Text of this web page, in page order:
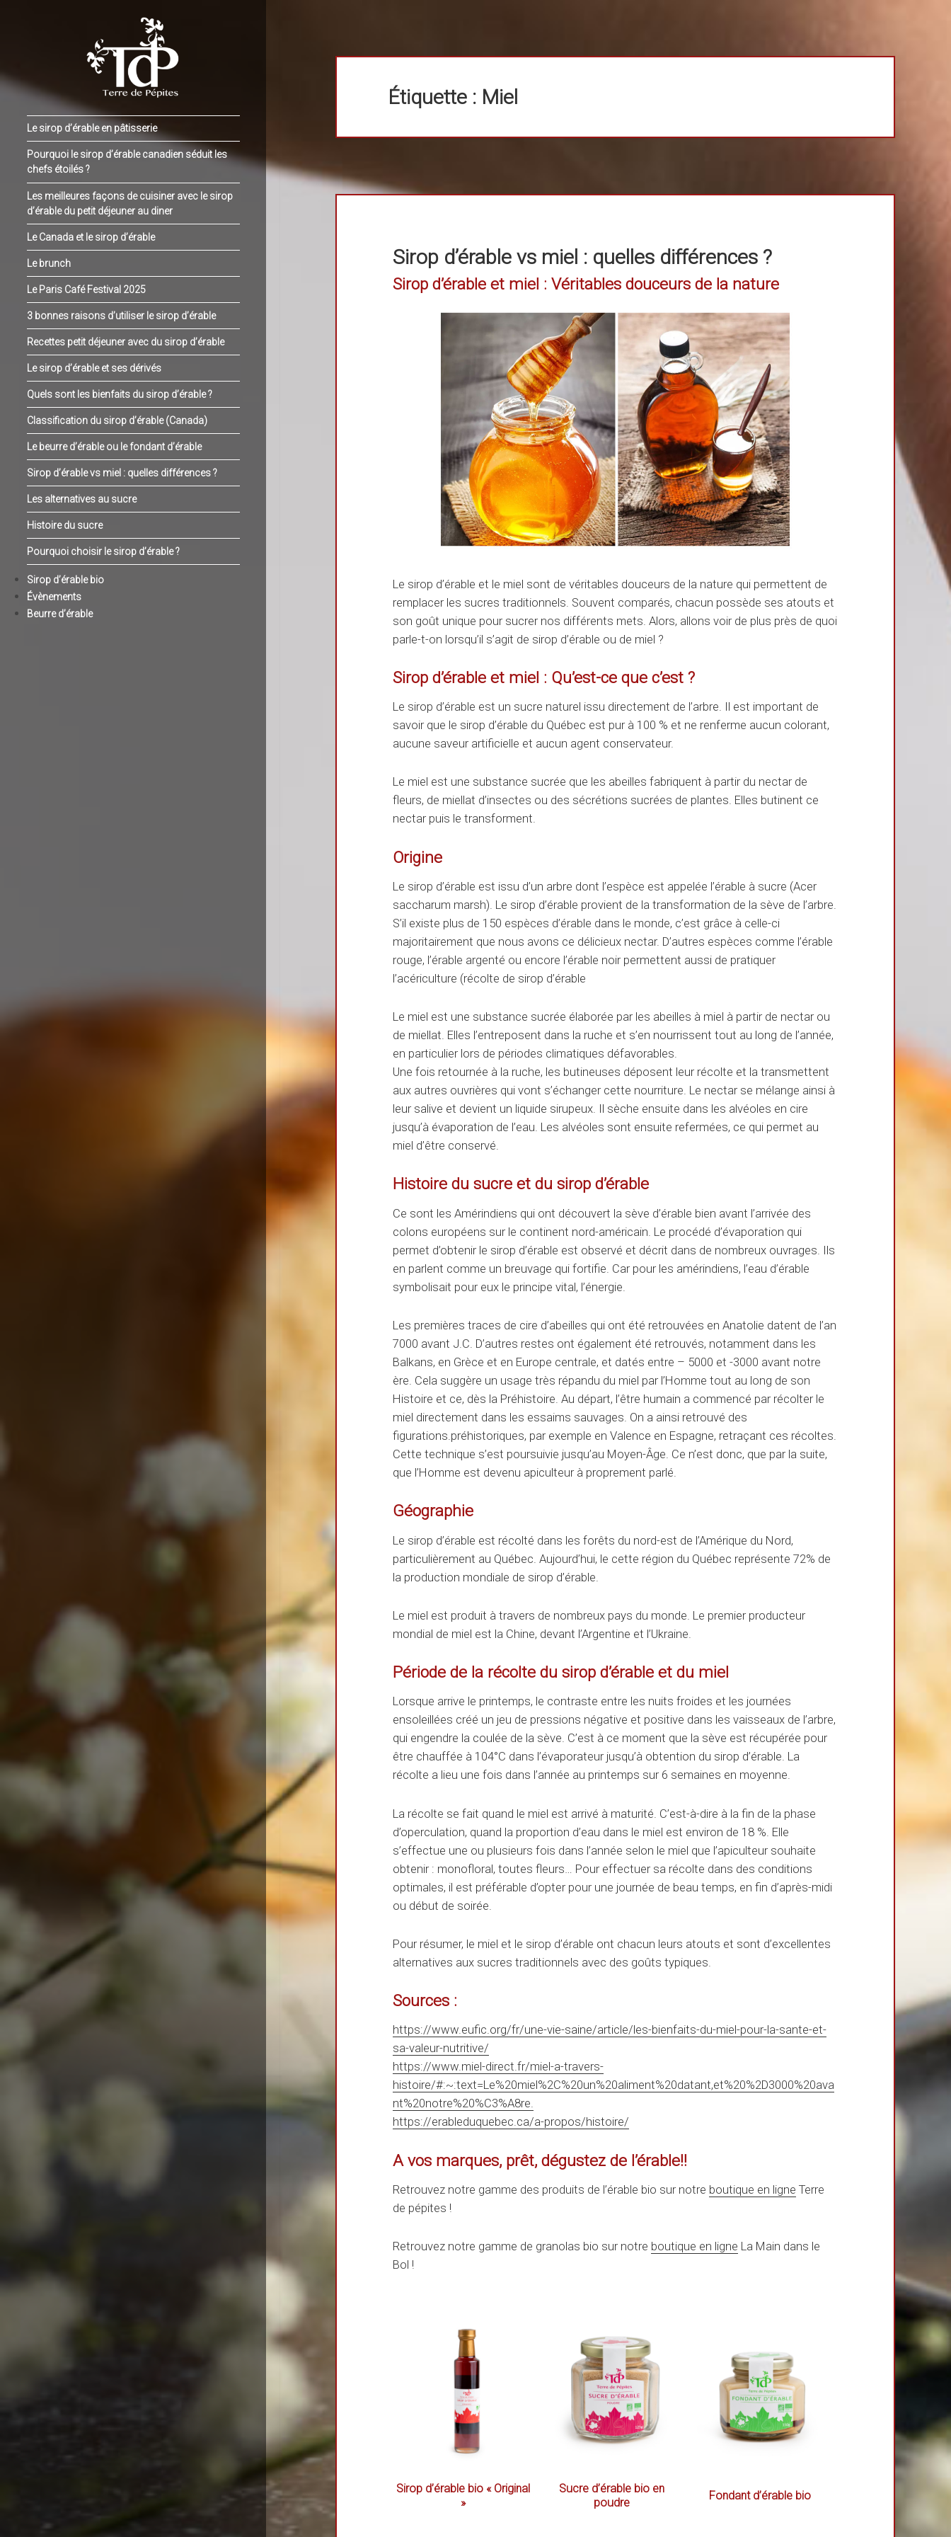
Le sirop d’érable en pâtisserie
Pourquoi le sirop d’érable canadien séduit les
chefs étoilés ?
Les meilleures façons de cuisiner avec le sirop
d’érable du petit déjeuner au diner
Le Canada et le sirop d’érable
Le brunch
Le Paris Café Festival 2025
3 bonnes raisons d’utiliser le sirop d’érable
Recettes petit déjeuner avec du sirop d’érable
Le sirop d’érable et ses dérivés
Quels sont les bienfaits du sirop d’érable ?
Classification du sirop d’érable (Canada)
Le beurre d’érable ou le fondant d’érable
Sirop d’érable vs miel : quelles différences ?
Les alternatives au sucre
Histoire du sucre
Pourquoi choisir le sirop d’érable ?
Sirop d’érable bio
Évènements
Beurre d’érable
Étiquette : Miel
Sirop d’érable vs miel : quelles différences ?
Sirop d’érable et miel : Véritables douceurs de la nature
Le sirop d’érable et le miel sont de véritables douceurs de la nature qui permettent de
remplacer les sucres traditionnels. Souvent comparés, chacun possède ses atouts et
son goût unique pour sucrer nos différents mets. Alors, allons voir de plus près de quoi
parle-t-on lorsqu’il s’agit de sirop d’érable ou de miel ?
Sirop d’érable et miel : Qu’est-ce que c’est ?
Le sirop d’érable est un sucre naturel issu directement de l’arbre. Il est important de
savoir que le sirop d’érable du Québec est pur à 100 % et ne renferme aucun colorant,
aucune saveur artificielle et aucun agent conservateur.
Le miel est une substance sucrée que les abeilles fabriquent à partir du nectar de
fleurs, de miellat d’insectes ou des sécrétions sucrées de plantes. Elles butinent ce
nectar puis le transforment.
Origine
Le sirop d’érable est issu d’un arbre dont l’espèce est appelée l’érable à sucre (Acer
saccharum marsh). Le sirop d’érable provient de la transformation de la sève de l’arbre.
S’il existe plus de 150 espèces d’érable dans le monde, c’est grâce à celle-ci
majoritairement que nous avons ce délicieux nectar. D’autres espèces comme l’érable
rouge, l’érable argenté ou encore l’érable noir permettent aussi de pratiquer
l’acériculture (récolte de sirop d’érable
Le miel est une substance sucrée élaborée par les abeilles à miel à partir de nectar ou
de miellat. Elles l’entreposent dans la ruche et s’en nourrissent tout au long de l’année,
en particulier lors de périodes climatiques défavorables.
Une fois retournée à la ruche, les butineuses déposent leur récolte et la transmettent
aux autres ouvrières qui vont s’échanger cette nourriture. Le nectar se mélange ainsi à
leur salive et devient un liquide sirupeux. Il sèche ensuite dans les alvéoles en cire
jusqu’à évaporation de l’eau. Les alvéoles sont ensuite refermées, ce qui permet au
miel d’être conservé.
Histoire du sucre et du sirop d’érable
Ce sont les Amérindiens qui ont découvert la sève d’érable bien avant l’arrivée des
colons européens sur le continent nord-américain. Le procédé d’évaporation qui
permet d’obtenir le sirop d’érable est observé et décrit dans de nombreux ouvrages. Ils
en parlent comme un breuvage qui fortifie. Car pour les amérindiens, l’eau d’érable
symbolisait pour eux le principe vital, l’énergie.
Les premières traces de cire d’abeilles qui ont été retrouvées en Anatolie datent de l’an
7000 avant J.C. D’autres restes ont également été retrouvés, notamment dans les
Balkans, en Grèce et en Europe centrale, et datés entre – 5000 et -3000 avant notre
ère. Cela suggère un usage très répandu du miel par l’Homme tout au long de son
Histoire et ce, dès la Préhistoire. Au départ, l’être humain a commencé par récolter le
miel directement dans les essaims sauvages. On a ainsi retrouvé des
figurations.préhistoriques, par exemple en Valence en Espagne, retraçant ces récoltes.
Cette technique s’est poursuivie jusqu’au Moyen-Âge. Ce n’est donc, que par la suite,
que l’Homme est devenu apiculteur à proprement parlé.
Géographie
Le sirop d’érable est récolté dans les forêts du nord-est de l’Amérique du Nord,
particulièrement au Québec. Aujourd’hui, le cette région du Québec représente 72% de
la production mondiale de sirop d’érable.
Le miel est produit à travers de nombreux pays du monde. Le premier producteur
mondial de miel est la Chine, devant l’Argentine et l’Ukraine.
Période de la récolte du sirop d’érable et du miel
Lorsque arrive le printemps, le contraste entre les nuits froides et les journées
ensoleillées créé un jeu de pressions négative et positive dans les vaisseaux de l’arbre,
qui engendre la coulée de la sève. C’est à ce moment que la sève est récupérée pour
être chauffée à 104°C dans l’évaporateur jusqu’à obtention du sirop d’érable. La
récolte a lieu une fois dans l’année au printemps sur 6 semaines en moyenne.
La récolte se fait quand le miel est arrivé à maturité. C’est-à-dire à la fin de la phase
d’operculation, quand la proportion d’eau dans le miel est environ de 18 %. Elle
s’effectue une ou plusieurs fois dans l’année selon le miel que l’apiculteur souhaite
obtenir : monofloral, toutes fleurs… Pour effectuer sa récolte dans des conditions
optimales, il est préférable d’opter pour une journée de beau temps, en fin d’après-midi
ou début de soirée.
Pour résumer, le miel et le sirop d’érable ont chacun leurs atouts et sont d’excellentes
alternatives aux sucres traditionnels avec des goûts typiques.
Sources :
https://www.eufic.org/fr/une-vie-saine/article/les-bienfaits-du-miel-pour-la-sante-et-
sa-valeur-nutritive/
https://www.miel-direct.fr/miel-a-travers-
histoire/#:~:text=Le%20miel%2C%20un%20aliment%20datant,et%20%2D3000%20ava
nt%20notre%20%C3%A8re.
https://erableduquebec.ca/a-propos/histoire/
A vos marques, prêt, dégustez de l’érable!!
Retrouvez notre gamme des produits de l’érable bio sur notre boutique en ligne Terre
de pépites !
Retrouvez notre gamme de granolas bio sur notre boutique en ligne La Main dans le
Bol !
Sirop d’érable bio « Original
»
Sucre d’érable bio en
poudre
Fondant d’érable bio